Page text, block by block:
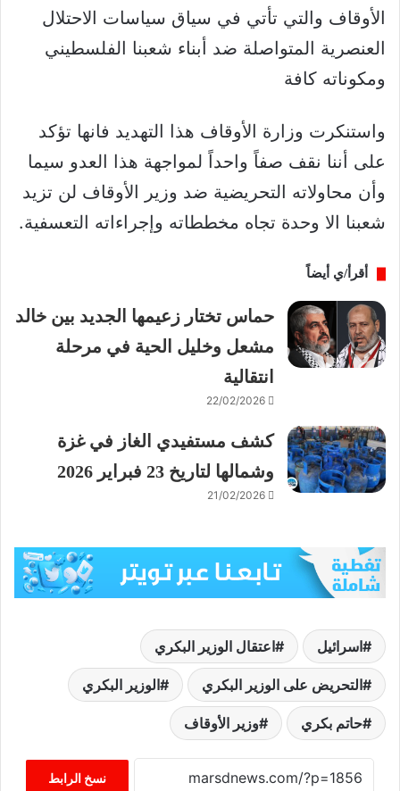
الأوقاف والتي تأتي في سياق سياسات الاحتلال
العنصرية المتواصلة ضد أبناء شعبنا الفلسطيني
ومكوناته كافة
واستنكرت وزارة الأوقاف هذا التهديد فانها تؤكد
على أننا نقف صفاً واحداً لمواجهة هذا العدو سيما
وأن محاولاته التحريضية ضد وزير الأوقاف لن تزيد
شعبنا الا وحدة تجاه مخططاته وإجراءاته التعسفية.
أقرأ/ي أيضاً
حماس تختار زعيمها الجديد بين خالد
مشعل وخليل الحية في مرحلة
انتقالية
22/02/2026
كشف مستفيدي الغاز في غزة
وشمالها لتاريخ 23 فبراير 2026
21/02/2026
اسرائيل اعتقال الوزير البكري
التحريض على الوزير البكري الوزير البكري
حاتم بكري وزير الأوقاف
نسخ الرابط